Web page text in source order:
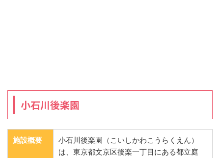
小石川後楽園
施設概要
小石川後楽園（こいしかわこうらくえん）
は、東京都文京区後楽一丁目にある都立庭